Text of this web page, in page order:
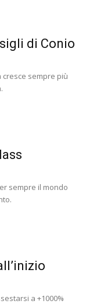
di Conio
sempre più
sempre il mondo
a +1000%